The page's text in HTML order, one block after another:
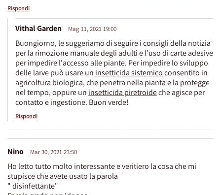
Rispondi
Vithal Garden Mag 11, 2021 19:00
Buongiorno, le suggeriamo di seguire i consigli della notizia
per la rimozione manuale degli adulti e l'uso di carte adesive
per impedire l'accesso alle piante. Per impedire lo sviluppo
delle larve può usare un insetticida sistemicoconsentito in
agricoltura biologica, che penetra nella pianta e la protegge
nel tempo, oppure un insetticida piretroideche agisce per
contatto e ingestione. Buon verde!
Rispondi
Nino Mar 30, 2021 23:50
Ho letto tutto molto interessante e veritiero la cosa che mi
stupisce che avete usato la parola
" disinfettante"